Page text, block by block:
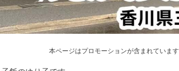
本ページはプロモーションが含まれています